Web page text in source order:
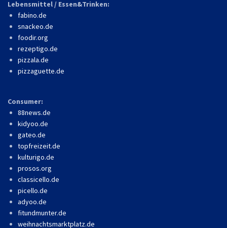
Lebensmittel / Essen&Trinken:
fabino.de
snackeo.de
foodir.org
rezeptigo.de
pizzala.de
pizzaguette.de
Consumer:
88news.de
kidyoo.de
gateo.de
topfreizeit.de
kulturigo.de
prosos.org
classicello.de
picello.de
adyoo.de
fitundmunter.de
weihnachtsmarktplatz.de